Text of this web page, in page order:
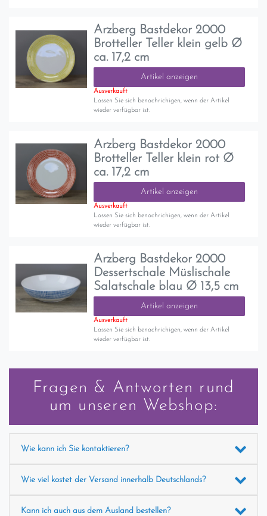
Arzberg Bastdekor 2000
Brotteller Teller klein gelb Ø
ca. 17,2 cm
Artikel anzeigen
Ausverkauft
Lassen Sie sich benachrichigen, wenn der Artikel
wieder verfügbar ist.
Arzberg Bastdekor 2000
Brotteller Teller klein rot Ø
ca. 17,2 cm
Artikel anzeigen
Ausverkauft
Lassen Sie sich benachrichigen, wenn der Artikel
wieder verfügbar ist.
Arzberg Bastdekor 2000
Dessertschale Müslischale
Salatschale blau Ø 13,5 cm
Artikel anzeigen
Ausverkauft
Lassen Sie sich benachrichigen, wenn der Artikel
wieder verfügbar ist.
Fragen & Antworten rund
um unseren Webshop:
Wie kann ich Sie kontaktieren?
Wie viel kostet der Versand innerhalb Deutschlands?
Kann ich auch aus dem Ausland bestellen?